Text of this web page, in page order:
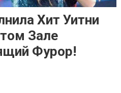
Хит Уитни
Зале
Фурор!